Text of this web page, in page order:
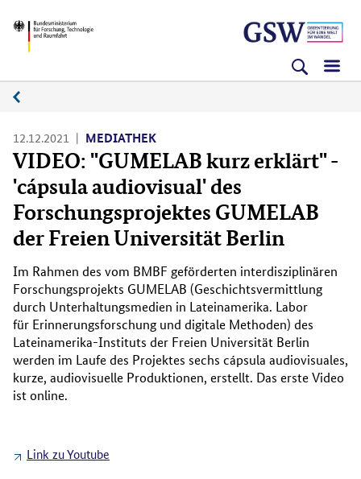
zum
(Eingabetaste)
zum
(Eingabetaste)
zur
(Eingabetaste)
BMFTR
12.12.2021 MEDIATHEK
VIDEO: "GUMELAB kurz erklärt" -
'cápsula audiovisual' des
Forschungsprojektes GUMELAB
der Freien Universität Berlin
Im Rahmen des vom BMBF geförderten interdisziplinären
Forschungsprojekts GUMELAB (Geschichtsvermittlung
durch Unterhaltungsmedien in Lateinamerika. Labor
für Erinnerungsforschung und digitale Methoden) des
Lateinamerika-Instituts der Freien Universität Berlin
werden im Laufe des Projektes sechs cápsula audiovisuales,
kurze, audiovisuelle Produktionen, erstellt. Das erste Video
ist online.
Link zu Youtube